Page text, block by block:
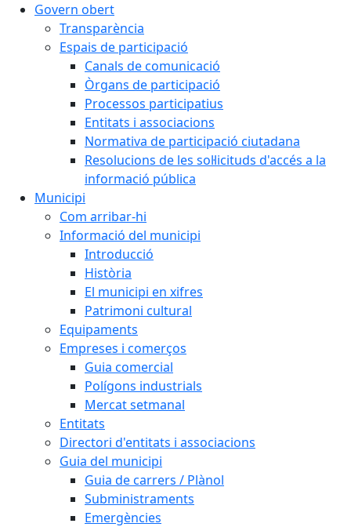
Govern obert
Transparència
Espais de participació
Canals de comunicació
Òrgans de participació
Processos participatius
Entitats i associacions
Normativa de participació ciutadana
Resolucions de les sol·licituds d'accés a la
informació pública
Municipi
Com arribar-hi
Informació del municipi
Introducció
Història
El municipi en xifres
Patrimoni cultural
Equipaments
Empreses i comerços
Guia comercial
Polígons industrials
Mercat setmanal
Entitats
Directori d'entitats i associacions
Guia del municipi
Guia de carrers / Plànol
Subministraments
Emergències